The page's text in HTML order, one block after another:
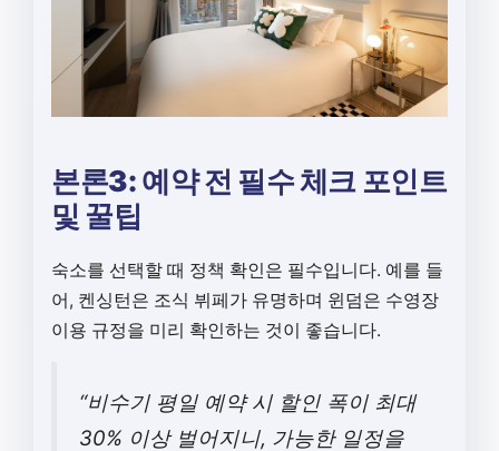
본론3: 예약 전 필수 체크 포인트
및 꿀팁
숙소를 선택할 때 정책 확인은 필수입니다. 예를 들
어, 켄싱턴은 조식 뷔페가 유명하며 윈덤은 수영장
이용 규정을 미리 확인하는 것이 좋습니다.
“비수기 평일 예약 시 할인 폭이 최대
30% 이상 벌어지니, 가능한 일정을